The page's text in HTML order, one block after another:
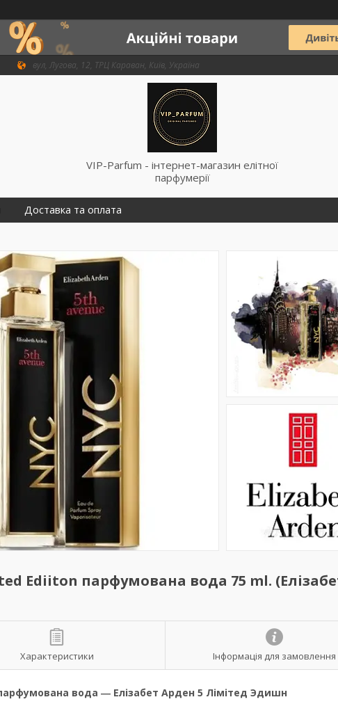
вул, Лугова, 12, ТРЦ Караван, Київ, Україна
VIP-Parfum - інтернет-магазин елітної
парфумерії
Доставка та оплата
Ediiton парфумована вода 75 ml.
Характеристики Інформація для замовлення
вода ― Елізабет Арден 5 Лімітед Эдишн